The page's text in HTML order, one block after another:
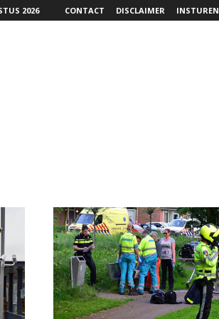
2026 CONTACT DISCLAIMER INSTUREN